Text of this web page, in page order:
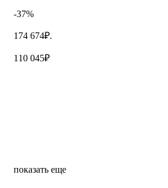
-37%
174 674₽.
110 045₽
показать еще